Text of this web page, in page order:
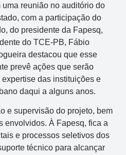
reunião no auditório do
com a participação do
do presidente da Fapesq,
do TCE-PB, Fábio
destacou que esse
prevê ações que serão
das instituições e
daqui a alguns anos.
e supervisão do projeto, bem
envolvidos. À Fapesq, fica a
e processos seletivos dos
técnico para alcançar